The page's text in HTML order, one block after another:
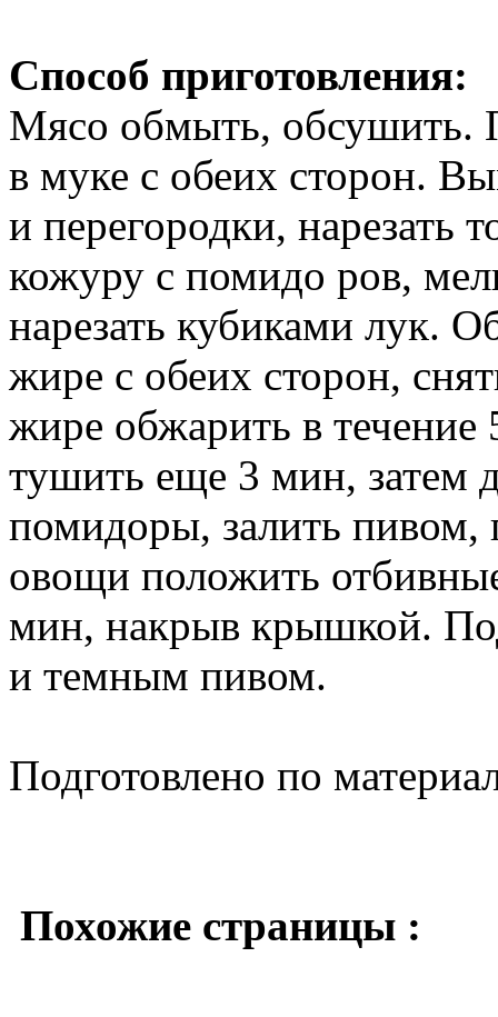
Способ приготовления:
Мясо обмыть, обсушить.
в муке с обеих сторон.
и перегородки, нарезать
кожуру с помидо ров,
нарезать кубиками лук.
жире с обеих сторон,
жире обжарить в течение
тушить еще 3 мин, затем
помидоры, залить пивом,
овощи положить
мин, накрыв крышкой.
и темным пивом.
Подготовлено по
Похожие страницы :